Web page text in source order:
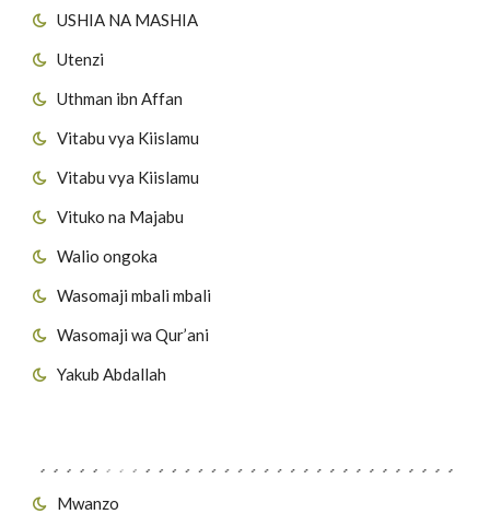
USHIA NA MASHIA
Utenzi
Uthman ibn Affan
Vitabu vya Kiislamu
Vitabu vya Kiislamu
Vituko na Majabu
Walio ongoka
Wasomaji mbali mbali
Wasomaji wa Qur’ani
Yakub Abdallah
Mwanzo